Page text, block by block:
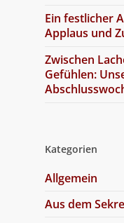
Ein festlicher
Applaus und
Zwischen
Gefühlen:
Kategorien
Allgemein
Aus dem